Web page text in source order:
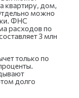
квартиру, дом,
можно
ФНС
расходов по
3 млн
только по
долго